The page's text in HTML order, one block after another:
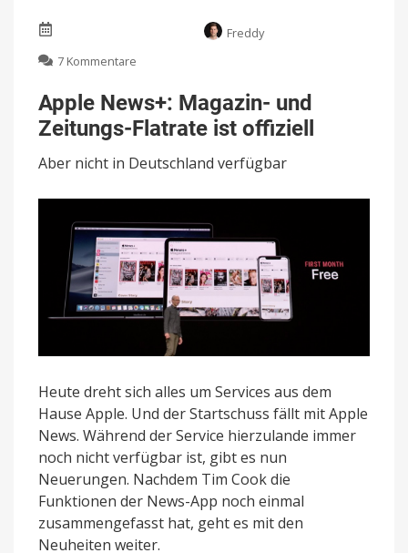
Freddy
7 Kommentare
News+:
Magazin-
und
Flatrate
offiziell
Apple News+: Magazin- und
Zeitungs-Flatrate ist offiziell
Aber nicht in Deutschland verfügbar
Heute dreht sich alles um Services aus dem
Hause Apple. Und der Startschuss fällt mit Apple
News. Während der Service hierzulande immer
noch nicht verfügbar ist, gibt es nun
Neuerungen. Nachdem Tim Cook die
Funktionen der News-App noch einmal
zusammengefasst hat, geht es mit den
Neuheiten weiter.